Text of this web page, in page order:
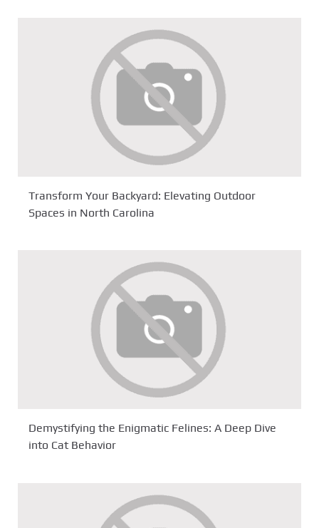
Transform Your Backyard: Elevating Outdoor
Spaces in North Carolina
Demystifying the Enigmatic Felines: A Deep Dive
into Cat Behavior